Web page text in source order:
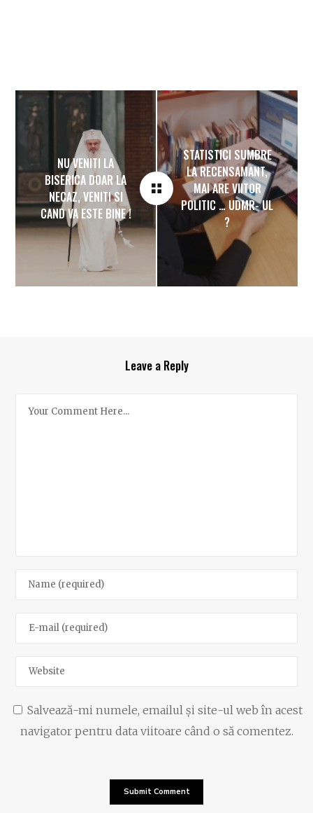
NU VENITI LA
BISERICA DOAR LA
NECAZ, VENITI SI
CAND VA ESTE BINE !
STATISTICI SUMBRE
LA RECENSAMANT,
MAI ARE VIITOR
POLITIC … UDMR- UL
?
Leave a Reply
Salvează-mi numele, emailul și site-ul web în acest
navigator pentru data viitoare când o să comentez.